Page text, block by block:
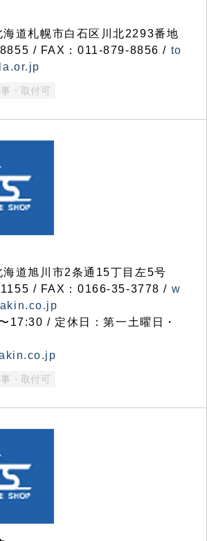
道札幌市白石区川北2293番地
/ FAX：011-879-8856 / to
・取付可
道旭川市2条通15丁目左5号
/ FAX：0166-35-3778 / w
17:30 / 定休日：第一土曜日・
・取付可